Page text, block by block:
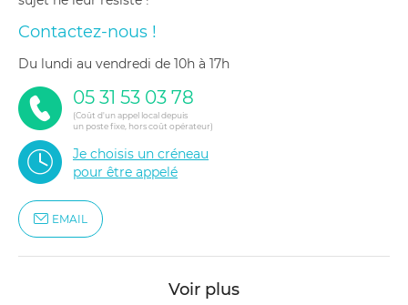
Contactez-nous !
du lundi au vendredi de 10h à 17h
05 31 53 03 78
(Coût d'un appel local depuis
un poste fixe, hors coût opérateur)
Je choisis un créneau
pour être appelé
EMAIL
Voir plus